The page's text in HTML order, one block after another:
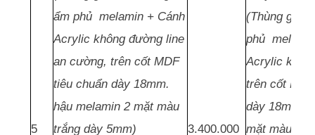
5
ẩm phủ melamin + Cánh
Acrylic không đường line
an cường, trên cốt MDF
tiêu chuẩn dày 18mm.
hậu melamin 2 mặt màu
trắng dày 5mm)
3.400.000
(Thùng gỗ
phủ
Acrylic
trên cốt
dày 18mm.
mặt màu